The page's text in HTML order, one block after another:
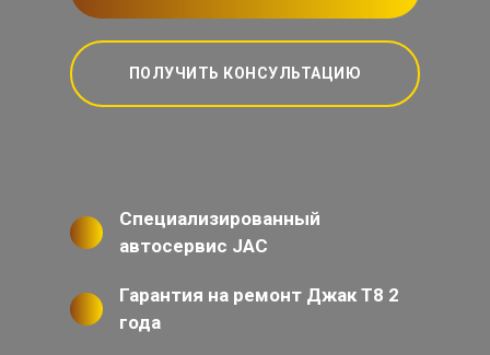
ПОЛУЧИТЬ КОНСУЛЬТАЦИЮ
Специализированный
автосервис JAC
Гарантия на ремонт Джак Т8 2
года